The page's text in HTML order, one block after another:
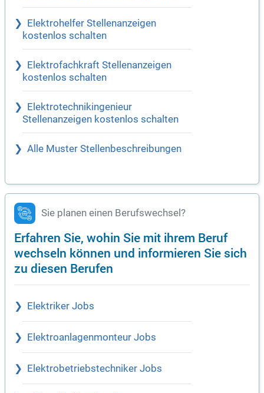
Elektrohelfer Stellenanzeigen
kostenlos schalten
Elektrofachkraft Stellenanzeigen
kostenlos schalten
Elektrotechnikingenieur
Stellenanzeigen kostenlos schalten
Alle Muster Stellenbeschreibungen
Sie planen einen Berufswechsel?
Erfahren Sie, wohin Sie mit ihrem Beruf
wechseln können und informieren Sie sich
zu diesen Berufen
Elektriker Jobs
Elektroanlagenmonteur Jobs
Elektrobetriebstechniker Jobs